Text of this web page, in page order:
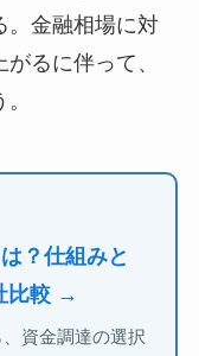
。金融相場に対
るに伴って、
？仕組みと
比較 →
資金調達の選択